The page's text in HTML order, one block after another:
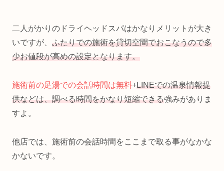
二人がかりのドライヘッドスパはかなりメリットが大き
いですが、 ふたりでの施術を貸切空間でおこなうので多
少お値段が高めの設定となります。
施術前の足湯での会話時間は無料+LINEでの温泉情報提
供などは、調べる時間をかなり短縮できる強みがありま
すよ。
他店では、施術前の会話時間をここまで取る事がなかな
かないです。